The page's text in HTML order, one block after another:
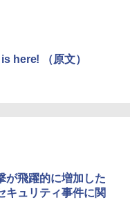
here! （原文）
が飛躍的に増加した
キュリティ事件に関